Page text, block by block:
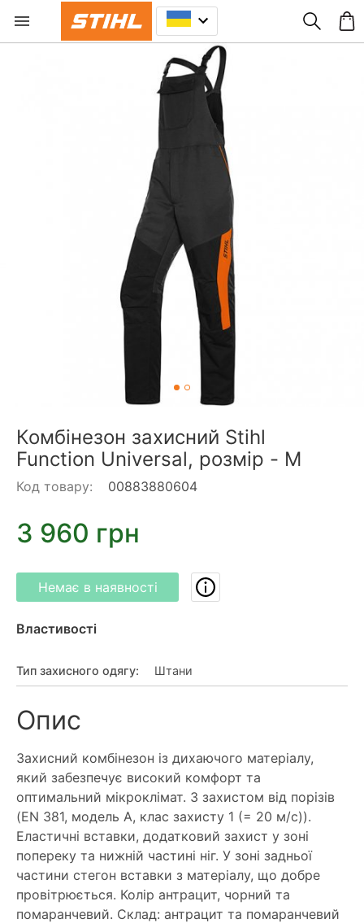
Комбінезон захисний Stihl
Function Universal, розмір - M
Код товару: 00883880604
3 960 грн
Немає в наявності
Властивості
Тип захисного одягу: Штани
Опис
Захисний комбінезон із дихаючого матеріалу,
який забезпечує високий комфорт та
оптимальний мікроклімат. З захистом від порізів
(EN 381, модель А, клас захисту 1 (= 20 м/с)).
Еластичні вставки, додатковий захист у зоні
попереку та нижній частині ніг. У зоні задньої
частини стегон вставки з матеріалу, що добре
провітрюється. Колір антрацит, чорний та
помаранчевий. Склад: антрацит та помаранчевий